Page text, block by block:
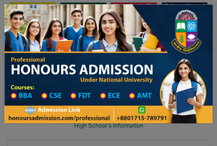
Toggle navigation অনার্স ভর্তি প্রফেশনাল অনার্স
Updates
২৬ শিক্ষাবর্ষের ১ম বর্ষের ভর্তি আবেদন বিজ্ঞপ্তি ঢাকা বিশ্ববিদ্যালয় ২০২৫-২৬ শিক্ষাবর্ষে
School Category
High School in Kishoreganj Wise
High School List
High School's Information